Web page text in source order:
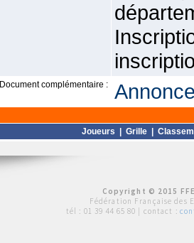
Document complémentaire :
Joueurs Grille|
Copyright © 2015
Fédération Française des
tél : 01 39 44 65 80 | contact :